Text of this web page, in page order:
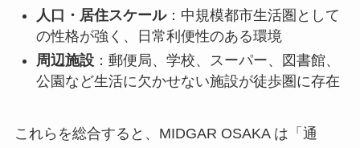
人口・居住スケール：中規模都市生活圏として
の性格が強く、日常利便性のある環境
周辺施設：郵便局、学校、スーパー、図書館、
公園など生活に欠かせない施設が徒歩圏に存在
これらを総合すると、MIDGAR OSAKA は「通